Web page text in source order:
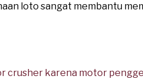
loto sangat membantu
crusher karena motor